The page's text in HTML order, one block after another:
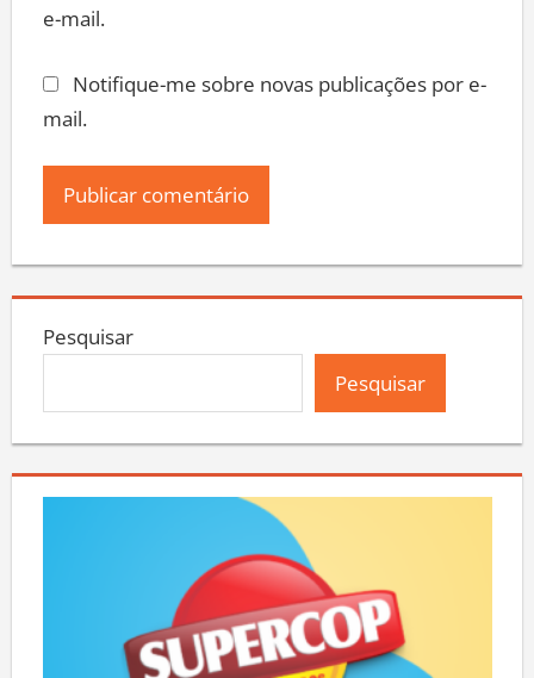
e-mail.
Notifique-me sobre novas publicações por e-
mail.
Pesquisar
Pesquisar